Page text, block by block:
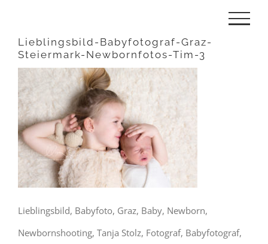
springen
Lieblingsbild-Babyfotograf-Graz-
Steiermark-Newbornfotos-Tim-3
Lieblingsbild, Babyfoto, Graz, Baby, Newborn,
Newbornshooting, Tanja Stolz, Fotograf, Babyfotograf,